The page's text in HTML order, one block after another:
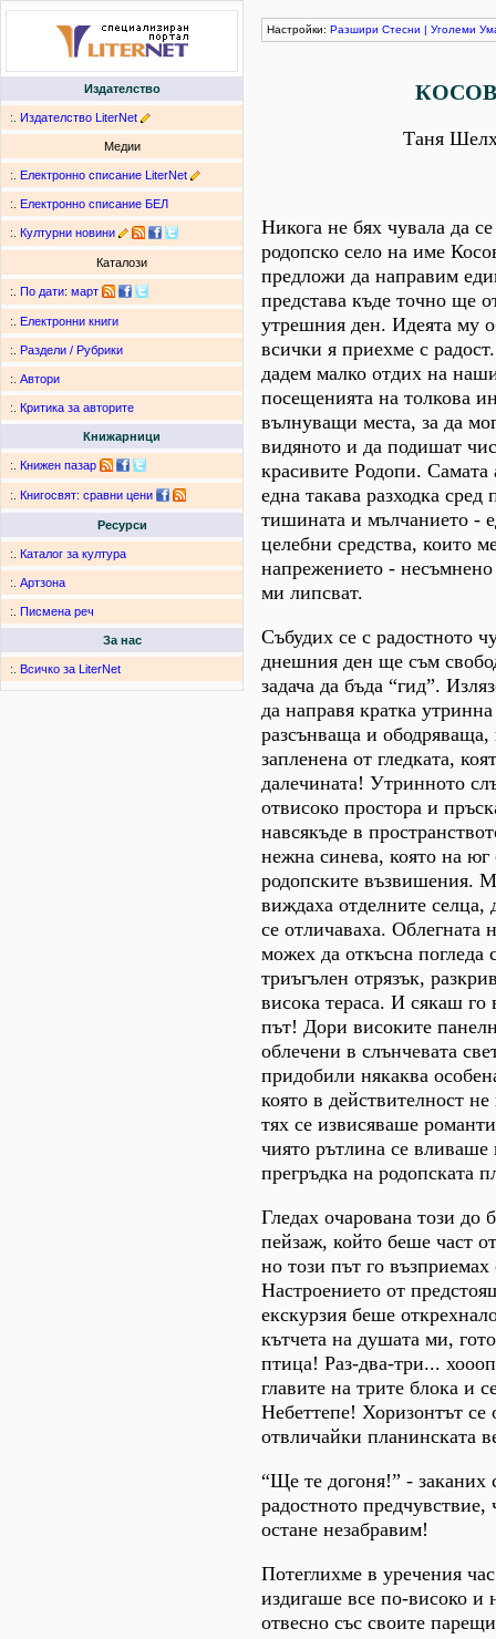
Издателство
:. Издателство LiterNet
Медии
:. Електронно списание LiterNet
:. Електронно списание БЕЛ
:. Културни новини
Каталози
:. По дати: март
:. Електронни книги
:. Раздели / Рубрики
:. Автори
:. Критика за авторите
Книжарници
:. Книжен пазар
:. Книгосвят: сравни цени
Ресурси
:. Каталог за култура
:. Артзона
:. Писмена реч
За нас
:. Всичко за LiterNet
Настройки: Разшири Стесни | Уголеми
Таня
Никога не бях чувала да
родопско село на име
предложи да направим
представа къде точно ще
утрешния ден. Идеята му
всички я приехме с
дадем малко отдих на
посещенията на толкова
вълнуващи места, за да
видяното и да подишат
красивите Родопи. Самата
една такава разходка сред
тишината и мълчанието -
целебни средства, които
напрежението - несъмнено
ми липсват.
Събудих се с радостното
днешния ден ще съм
задача да бъда “гид”.
да направя кратка
разсънваща и ободряваща,
запленена от гледката,
далечината! Утринното
отвисоко простора и
навсякъде в
нежна синева, която на юг
родопските възвишения.
виждаха отделните
се отличаваха. Облегната
можех да откъсна погледа
триъгълен отрязък,
висока тераса. И сякаш го
път! Дори високите
облечени в слънчевата
придобили някаква
която в действителност
тях се извисяваше
чиято рътлина се вливаше
прегръдка на родопската
Гледах очарована този до
пейзаж, който беше част
но този път го
Настроението от
екскурзия беше
кътчета на душата ми,
птица! Раз-два-три...
главите на трите блока и
Небеттепе! Хоризонтът
отвличайки планинската
“Ще те догоня!” - заканих
радостното
остане незабравим!
Потеглихме в уречения
издигаше все по-високо и
отвесно със своите